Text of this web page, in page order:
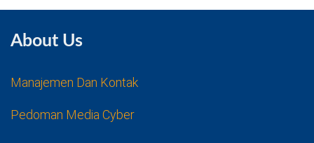
About Us
Manajemen Dan Kontak
Pedoman Media Cyber